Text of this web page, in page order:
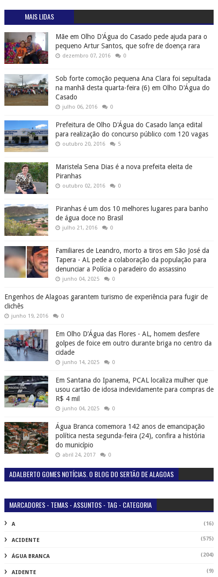
MAIS LIDAS
Mãe em Olho D'Água do Casado pede ajuda para o
pequeno Artur Santos, que sofre de doença rara
dezembro 07, 2016 0
Sob forte comoção pequena Ana Clara foi sepultada
na manhã desta quarta-feira (6) em Olho D'Água do
Casado
julho 06, 2016 0
Prefeitura de Olho D'Água do Casado lança edital
para realização do concurso público com 120 vagas
outubro 20, 2016 5
Maristela Sena Dias é a nova prefeita eleita de
Piranhas
outubro 02, 2016 0
Piranhas é um dos 10 melhores lugares para banho
de água doce no Brasil
julho 21, 2016 0
Familiares de Leandro, morto a tiros em São José da
Tapera - AL pede a colaboração da população para
denunciar a Polícia o paradeiro do assassino
junho 04, 2025 0
Engenhos de Alagoas garantem turismo de experiência para fugir de
clichês
junho 19, 2016 0
Em Olho D’Água das Flores - AL, homem desfere
golpes de foice em outro durante briga no centro da
cidade
junho 14, 2025 0
Em Santana do Ipanema, PCAL localiza mulher que
usou cartão de idosa indevidamente para compras de
R$ 4 mil
junho 04, 2025 0
Água Branca comemora 142 anos de emancipação
política nesta segunda-feira (24), confira a história
do município
abril 24, 2017 0
ADALBERTO GOMES NOTÍCIAS. O BLOG DO SERTÃO DE ALAGOAS
MARCADORES - TEMAS - ASSUNTOS - TAG - CATEGORIA
A (16)
ACIDENTE (575)
ÁGUA BRANCA (204)
AIDENTE (9)